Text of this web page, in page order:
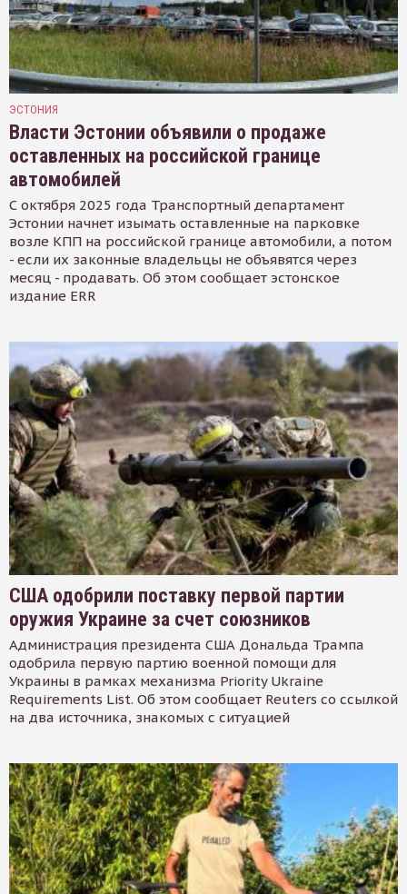
ЭСТОНИЯ
Власти Эстонии объявили о продаже
оставленных на российской границе
автомобилей
С октября 2025 года Транспортный департамент
Эстонии начнет изымать оставленные на парковке
возле КПП на российской границе автомобили, а потом
- если их законные владельцы не объявятся через
месяц - продавать. Об этом сообщает эстонское
издание ERR
США одобрили поставку первой партии
оружия Украине за счет союзников
Администрация президента США Дональда Трампа
одобрила первую партию военной помощи для
Украины в рамках механизма Priority Ukraine
Requirements List. Об этом сообщает Reuters со ссылкой
на два источника, знакомых с ситуацией